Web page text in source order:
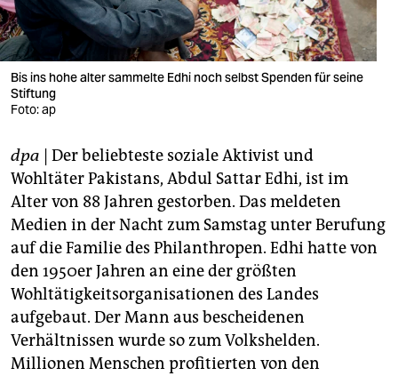
verlag
verlag
veranstaltungen
fragen & hilfe
unterstützen
abo
genossenschaft
epaper login
Bis ins hohe alter sammelte Edhi noch selbst Spenden für seine
Stiftung
Foto: ap
dpa | Der beliebteste soziale Aktivist und
Wohltäter Pakistans, Abdul Sattar Edhi, ist im
Alter von 88 Jahren gestorben. Das meldeten
Medien in der Nacht zum Samstag unter Berufung
auf die Familie des Philanthropen. Edhi hatte von
den 1950er Jahren an eine der größten
Wohltätigkeitsorganisationen des Landes
aufgebaut. Der Mann aus bescheidenen
Verhältnissen wurde so zum Volkshelden.
Millionen Menschen profitierten von den